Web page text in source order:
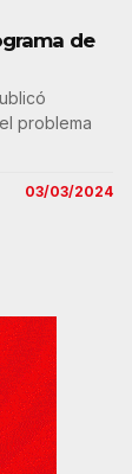
de
problema
03/03/2024